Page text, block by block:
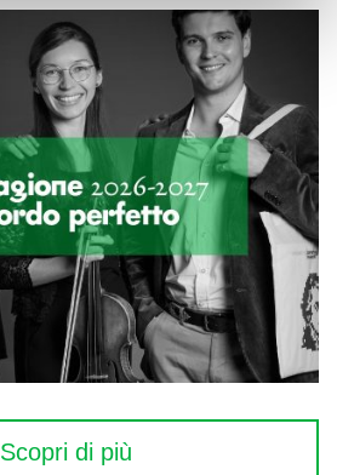
Scopri di più